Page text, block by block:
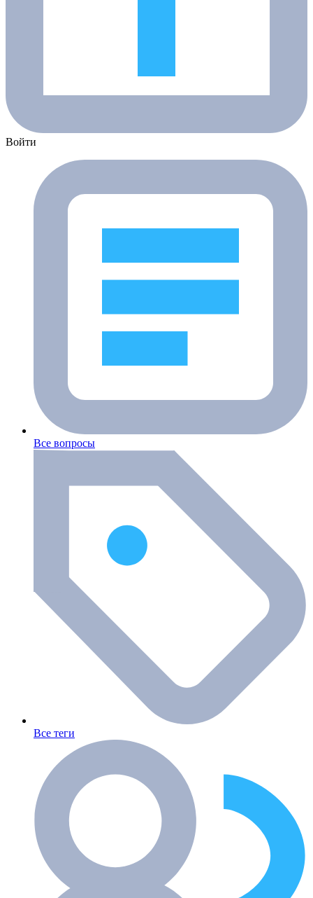
Войти
Все вопросы
Все теги